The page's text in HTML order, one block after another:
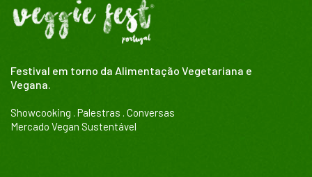
Festival em torno da Alimentação Vegetariana e
Vegana.
Showcooking . Palestras . Conversas
Mercado Vegan Sustentável